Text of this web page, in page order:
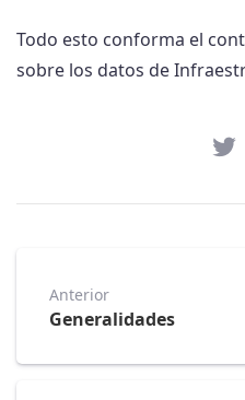
Todo esto conforma el
sobre los datos de
Anterior
Generalidades